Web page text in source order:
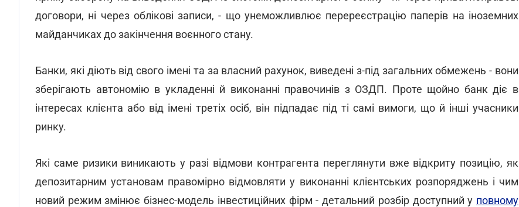
договори, ні через облікові записи, - що унеможливлює перереєстрацію паперів на іноземних
майданчиках до закінчення воєнного стану.
Банки, які діють від свого імені та за власний рахунок, виведені з-під загальних обмежень - вони
зберігають автономію в укладенні й виконанні правочинів з ОЗДП. Проте щойно банк діє в
інтересах клієнта або від імені третіх осіб, він підпадає під ті самі вимоги, що й інші учасники
ринку.
Які саме ризики виникають у разі відмови контрагента переглянути вже відкриту позицію, як
депозитарним установам правомірно відмовляти у виконанні клієнтських розпоряджень і чим
новий режим змінює бізнес-модель інвестиційних фірм - детальний розбір доступний у повному